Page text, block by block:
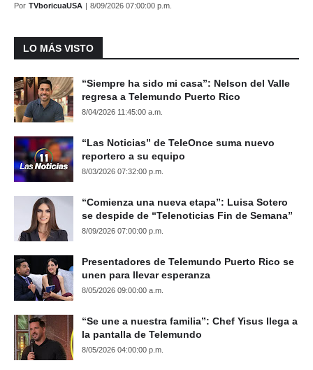
Por TVboricuaUSA | 8/09/2026 07:00:00 p.m.
LO MÁS VISTO
“Siempre ha sido mi casa”: Nelson del Valle
regresa a Telemundo Puerto Rico
8/04/2026 11:45:00 a.m.
“Las Noticias” de TeleOnce suma nuevo
reportero a su equipo
8/03/2026 07:32:00 p.m.
“Comienza una nueva etapa”: Luisa Sotero
se despide de “Telenoticias Fin de Semana”
8/09/2026 07:00:00 p.m.
Presentadores de Telemundo Puerto Rico se
unen para llevar esperanza
8/05/2026 09:00:00 a.m.
“Se une a nuestra familia”: Chef Yisus llega a
la pantalla de Telemundo
8/05/2026 04:00:00 p.m.